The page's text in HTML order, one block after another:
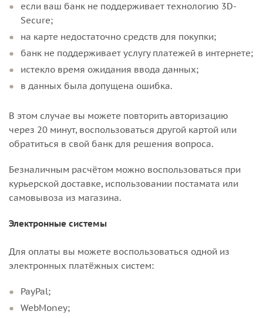
если ваш банк не поддерживает технологию 3D-
Secure;
на карте недостаточно средств для покупки;
банк не поддерживает услугу платежей в интернете;
истекло время ожидания ввода данных;
в данных была допущена ошибка.
В этом случае вы можете повторить авторизацию
через 20 минут, воспользоваться другой картой или
обратиться в свой банк для решения вопроса.
Безналичным расчётом можно воспользоваться при
курьерской доставке, использовании постамата или
самовывоза из магазина.
Электронные системы
Для оплаты вы можете воспользоваться одной из
электронных платёжных систем:
PayPal;
WebMoney;